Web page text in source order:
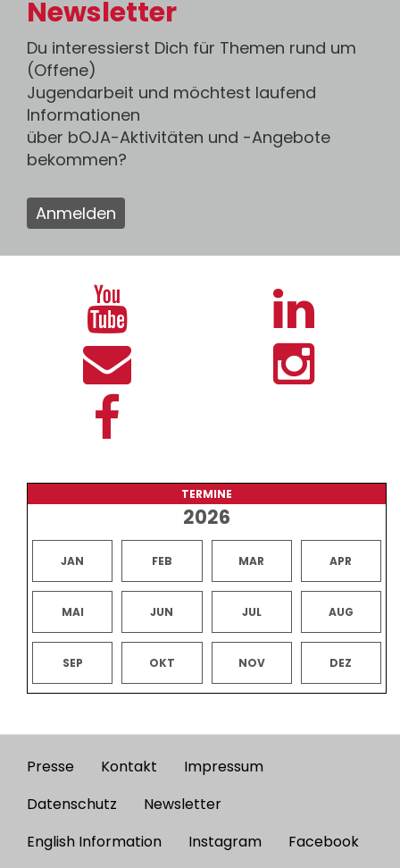
Newsletter
Du interessierst Dich für Themen rund um
(Offene)
Jugendarbeit und möchtest laufend
Informationen
über bOJA-Aktivitäten und -Angebote
bekommen?
Anmelden
TERMINE
2026
JAN FEB MAR APR
MAI JUN JUL AUG
SEP OKT NOV DEZ
Footer
menu
Presse Kontakt
Impressum
Datenschutz
Newsletter
English Information
Instagram Facebook